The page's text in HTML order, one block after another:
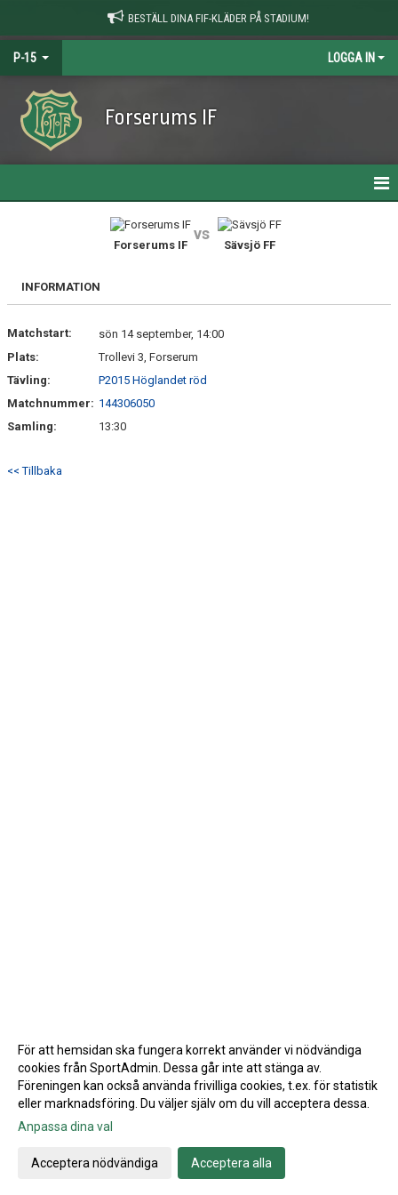
BESTÄLL DINA FIF-KLÄDER PÅ STADIUM!
P-15 LOGGA IN
Forserums IF
KALENDER
MATCHER
BILDGALLERI
Forserums IF
vs
Sävsjö FF
INFORMATION
Matchstart:
sön 14 september, 14:00
Plats:
Trollevi 3, Forserum
Tävling:
P2015 Höglandet röd
Matchnummer: 144306050
Samling:
13:30
<< Tillbaka
Gå till Webbversion
För att hemsidan ska fungera korrekt använder vi nödvändiga
cookies från SportAdmin. Dessa går inte att stänga av.
Föreningen kan också använda frivilliga cookies, t.ex. för statistik
eller marknadsföring. Du väljer själv om du vill acceptera dessa.
Anpassa dina val
Acceptera nödvändiga Acceptera alla